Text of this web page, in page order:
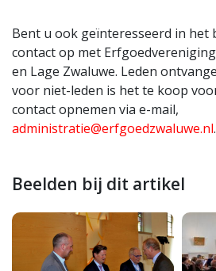
Bent u ook geïnteresseerd in het
contact op met
en Lage Zwaluwe. Leden
voor niet-leden is het te koop
contact opnemen via e-mail,
administratie@erfgoedzwaluwe.nl.
Beelden bij dit artikel